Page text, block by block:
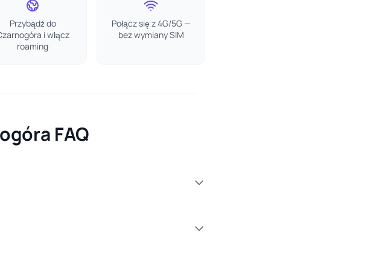
Przybądź do
i włącz
roaming
Połącz się z 4G/5G —
bez wymiany SIM
FAQ